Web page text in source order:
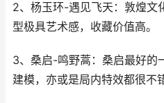
2、杨玉环-遇见飞天：敦煌文
型极具艺术感，收藏价值高。
3、桑启-鸣野蒿：桑启最好的
建模，亦或是局内特效都很不